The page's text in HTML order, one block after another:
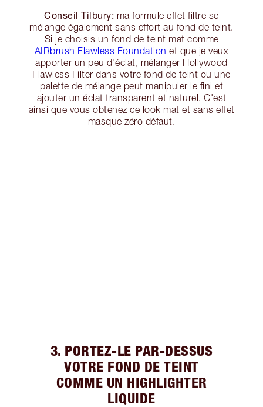
Conseil Tilbury: ma formule effet filtre se
mélange également sans effort au fond de teint.
Si je choisis un fond de teint mat comme
AIRbrush Flawless Foundation et que je veux
apporter un peu d'éclat, mélanger Hollywood
Flawless Filter dans votre fond de teint ou une
palette de mélange peut manipuler le fini et
ajouter un éclat transparent et naturel. C'est
ainsi que vous obtenez ce look mat et sans effet
masque zéro défaut.
3. PORTEZ-LE PAR-DESSUS
VOTRE FOND DE TEINT
COMME UN HIGHLIGHTER
LIQUIDE